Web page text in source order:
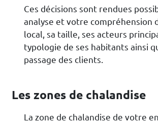
Ces décisions sont rendues
analyse et votre compréhension
local, sa taille, ses acteurs
typologie de ses habitants ainsi
passage des clients.
Les zones de chalandise
La zone de chalandise de votre